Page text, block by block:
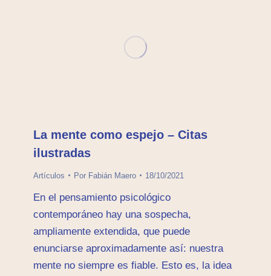
La mente como espejo – Citas
ilustradas
Artículos Por Fabián Maero 18/10/2021
En el pensamiento psicológico
contemporáneo hay una sospecha,
ampliamente extendida, que puede
enunciarse aproximadamente así: nuestra
mente no siempre es fiable. Esto es, la idea